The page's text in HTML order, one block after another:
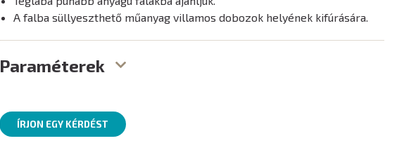
A falba süllyeszthető műanyag villamos dobozok helyének kifúrására.
Paraméterek
ÍRJON EGY KÉRDÉST